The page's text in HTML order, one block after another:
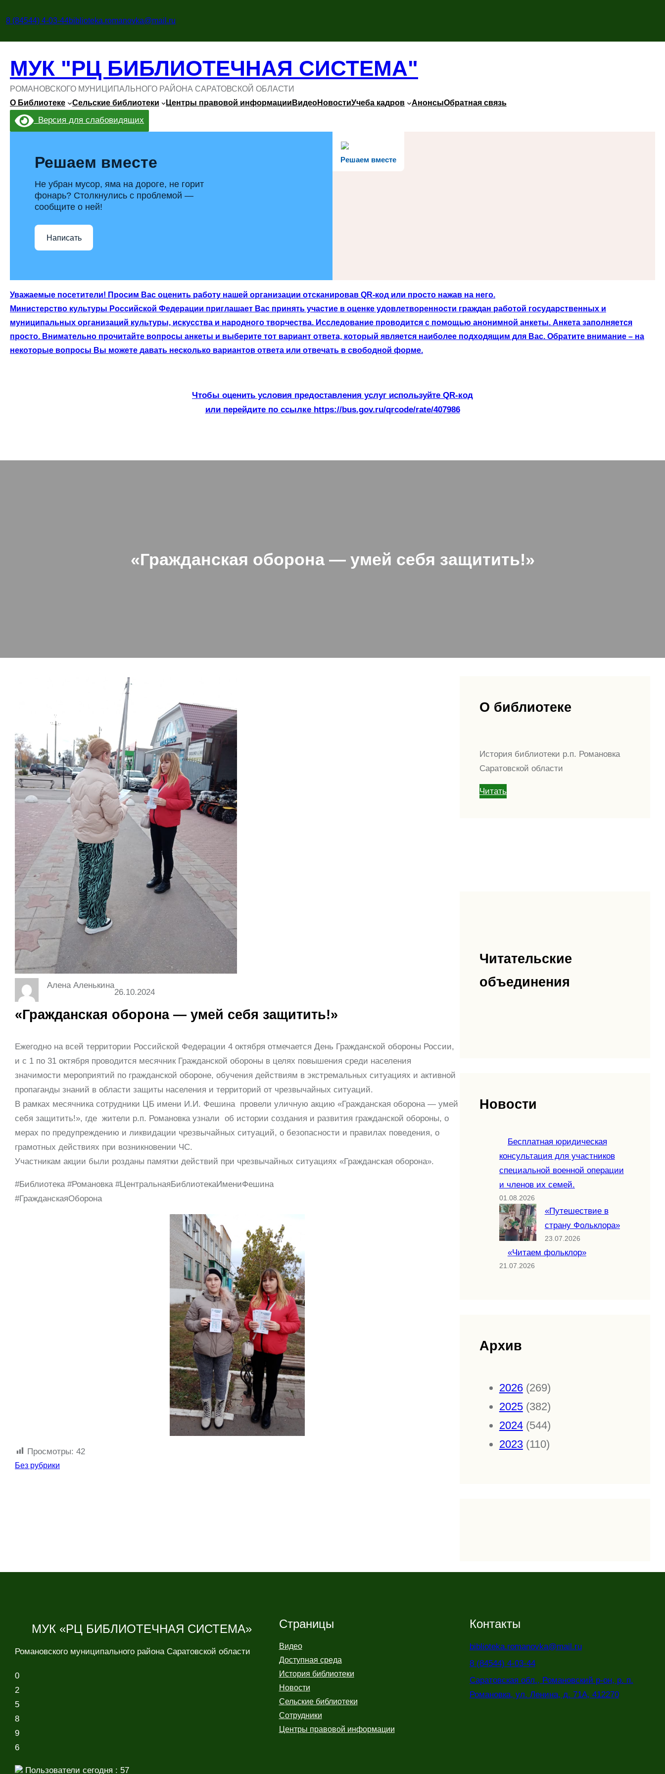
8 (84544) 4-03-44biblioteka.romanovka@mail.ru
МУК "РЦ БИБЛИОТЕЧНАЯ СИСТЕМА"
РОМАНОВСКОГО МУНИЦИПАЛЬНОГО РАЙОНА САРАТОВСКОЙ ОБЛАСТИ
О Библиотеке
Сельские библиотеки Центры правовой информации ВидеоНовостиУчеба кадров АнонсыОбратная связь
Версия для слабовидящих
Решаем вместе
Решаем вместе
Не убран мусор, яма на дороге, не горит
фонарь? Столкнулись с проблемой —
сообщите о ней!
Написать
Уважаемые посетители! Просим Вас оценить работу нашей организации отсканировав QR-код или просто нажав на него.
Министерство культуры Российской Федерации приглашает Вас принять участие в оценке удовлетворенности граждан работой государственных и
муниципальных организаций культуры, искусства и народного творчества. Исследование проводится с помощью анонимной анкеты. Анкета заполняется
просто. Внимательно прочитайте вопросы анкеты и выберите тот вариант ответа, который является наиболее подходящим для Вас. Обратите внимание – на
некоторые вопросы Вы можете давать несколько вариантов ответа или отвечать в свободной форме.
Чтобы оценить условия предоставления услуг используйте QR-код
или перейдите по ссылке https://bus.gov.ru/qrcode/rate/407986
«Гражданская оборона — умей себя защитить!»
Алена Аленькина
26.10.2024
«Гражданская оборона — умей себя защитить!»
Ежегодно на всей территории Российской Федерации 4 октября отмечается День Гражданской обороны России,
и с 1 по 31 октября проводится месячник Гражданской обороны в целях повышения среди населения
значимости мероприятий по гражданской обороне, обучения действиям в экстремальных ситуациях и активной
пропаганды знаний в области защиты населения и территорий от чрезвычайных ситуаций.
В рамках месячника сотрудники ЦБ имени И.И. Фешина провели уличную акцию «Гражданская оборона — умей
себя защитить!», где жители р.п. Романовка узнали об истории создания и развития гражданской обороны, о
мерах по предупреждению и ликвидации чрезвычайных ситуаций, о безопасности и правилах поведения, о
грамотных действиях при возникновении ЧС.
Участникам акции были розданы памятки действий при чрезвычайных ситуациях «Гражданская оборона».
#Библиотека #Романовка #ЦентральнаяБиблиотекаИмениФешина
#ГражданскаяОборона
Просмотры: 42
Без рубрики
О библиотеке
История библиотеки р.п. Романовка
Саратовской области
Читать
Читательские
объединения
Новости
Бесплатная юридическая
консультация для участников
специальной военной операции
и членов их семей.
01.08.2026
«Путешествие в
страну Фольклора»
23.07.2026
«Читаем фольклор»
21.07.2026
Архив
2026(269)
2025(382)
2024(544)
2023(110)
МУК «РЦ БИБЛИОТЕЧНАЯ СИСТЕМА»
Романовского муниципального района Саратовской области
0
2
5
8
9
6
Пользователи сегодня : 57
Страницы
Видео
Доступная среда
История библиотеки
Новости
Сельские библиотеки
Сотрудники
Центры правовой информации
Контакты
biblioteka.romanovka@mail.ru
8 (84544) 4-03-44
Саратовская обл., Романовский р-он, р. п.
Романовка, ул. Ленина, д. 71А, 412270